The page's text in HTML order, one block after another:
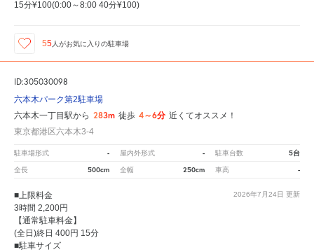
15分¥100(0:00～8:00 40分¥100)
55 人がお気に入りの駐車場
ID:305030098
六本木パーク第2駐車場
六本木一丁目駅から 283m 徒歩 4～6分 近くてオススメ！
東京都港区六本木3-4
駐車場形式 - 屋内外形式 - 駐車台数 5台
全長 500cm 全幅 250cm 車高 -
2026年7月24日 更新
■上限料金
3時間 2,200円
【通常駐車料金】
(全日)終日 400円 15分
■駐車サイズ